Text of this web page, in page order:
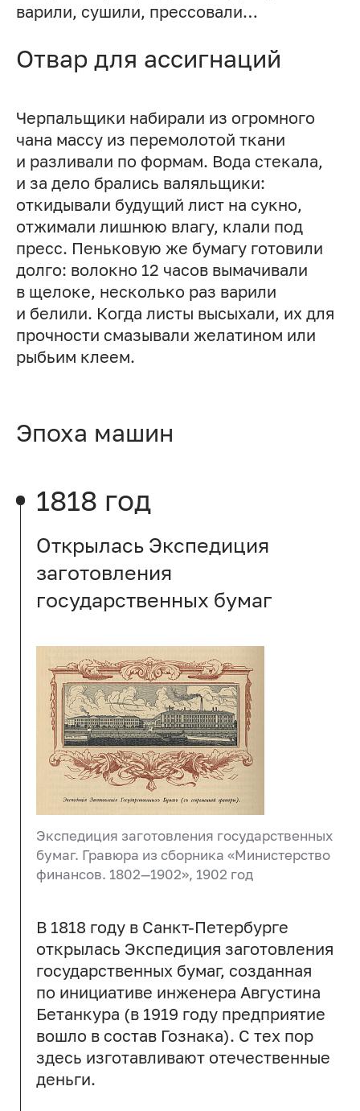
варили, сушили, прессовали…
Отвар для ассигнаций
Черпальщики набирали из огромного
чана массу из перемолотой ткани
и разливали по формам. Вода стекала,
и за дело брались валяльщики:
откидывали будущий лист на сукно,
отжимали лишнюю влагу, клали под
пресс. Пеньковую же бумагу готовили
долго: волокно 12 часов вымачивали
в щелоке, несколько раз варили
и белили. Когда листы высыхали, их для
прочности смазывали желатином или
рыбьим клеем.
Эпоха машин
1818 год
Открылась Экспедиция
заготовления
государственных бумаг
Экспедиция заготовления государственных
бумаг. Гравюра из сборника «Министерство
финансов. 1802—1902», 1902 год
В 1818 году в Санкт-Петербурге
открылась Экспедиция заготовления
государственных бумаг, созданная
по инициативе инженера Августина
Бетанкура (в 1919 году предприятие
вошло в состав Гознака). С тех пор
здесь изготавливают отечественные
деньги.